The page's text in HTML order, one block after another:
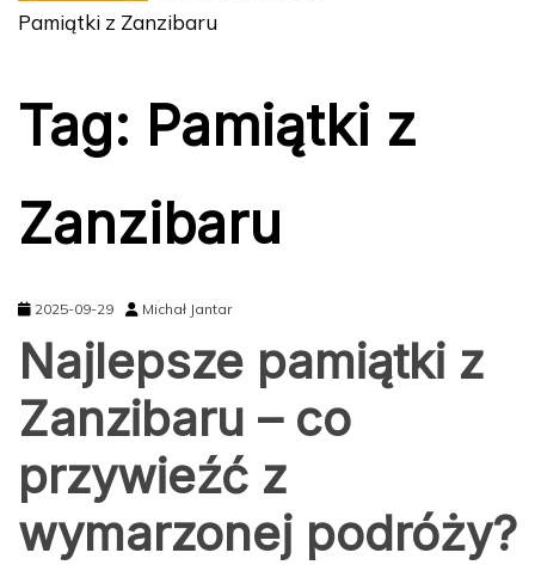
Pamiątki z Zanzibaru
Tag: Pamiątki z
Zanzibaru
2025-09-29 Michał Jantar
Najlepsze pamiątki z
Zanzibaru – co
przywieźć z
wymarzonej podróży?